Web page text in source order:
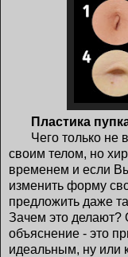
Пластика
Чего только не
своим телом, но
временем и если
изменить форму
предложить даже
Зачем это делают?
объяснение - это
идеальным, ну или